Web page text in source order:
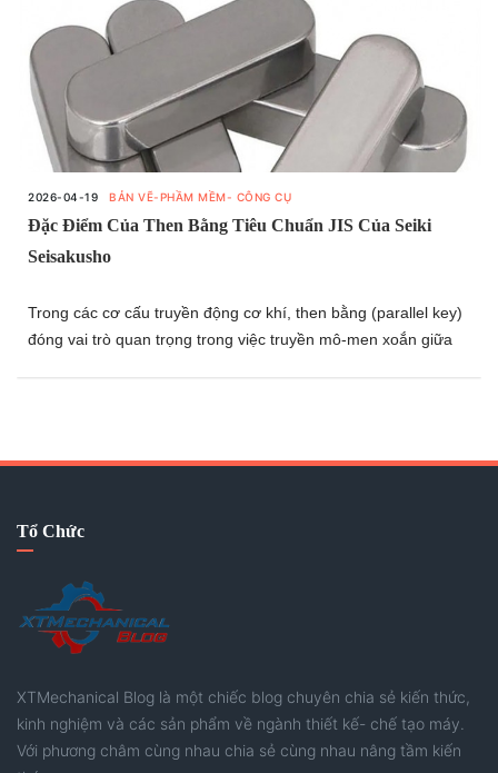
2026-04-19 BẢN VẼ-PHẦM MỀM- CÔNG CỤ
Đặc Điểm Của Then Bằng Tiêu Chuẩn JIS Của Seiki
Seisakusho
Trong các cơ cấu truyền động cơ khí, then bằng (parallel key)
đóng vai trò quan trọng trong việc truyền mô-men xoắn giữa
Tổ Chức
XTMechanical Blog là một chiếc blog chuyên chia sẻ kiến thức,
kinh nghiệm và các sản phẩm về ngành thiết kế- chế tạo máy.
Với phương châm cùng nhau chia sẻ cùng nhau nâng tầm kiến